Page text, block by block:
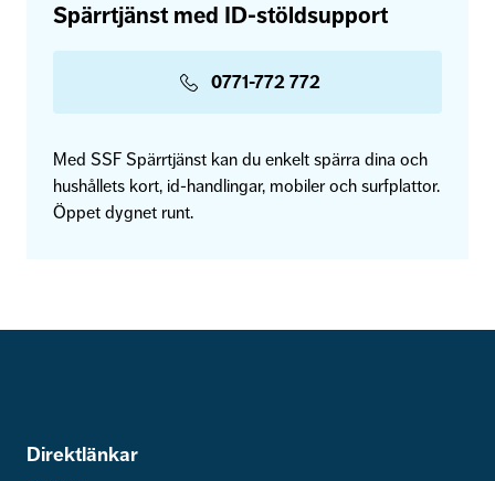
Spärrtjänst med ID-stöldsupport
0771-772 772
Med SSF Spärrtjänst kan du enkelt spärra dina och
hushållets kort, id-handlingar, mobiler och surfplattor.
Öppet dygnet runt.
Direktlänkar